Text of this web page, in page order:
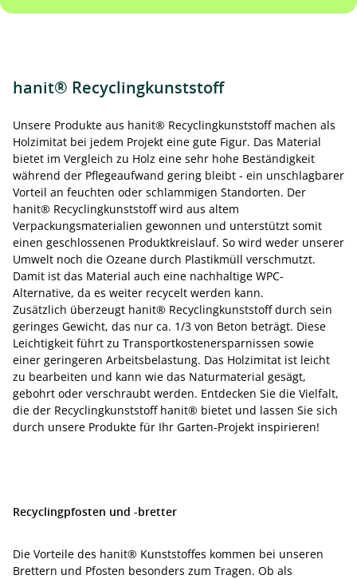
hanit® Recyclingkunststoff
Unsere Produkte aus hanit® Recyclingkunststoff machen als
Holzimitat bei jedem Projekt eine gute Figur. Das Material
bietet im Vergleich zu Holz eine sehr hohe Beständigkeit
während der Pflegeaufwand gering bleibt - ein unschlagbarer
Vorteil an feuchten oder schlammigen Standorten. Der
hanit® Recyclingkunststoff wird aus altem
Verpackungsmaterialien gewonnen und unterstützt somit
einen geschlossenen Produktkreislauf. So wird weder unserer
Umwelt noch die Ozeane durch Plastikmüll verschmutzt.
Damit ist das Material auch eine nachhaltige WPC-
Alternative, da es weiter recycelt werden kann.
Zusätzlich überzeugt hanit® Recyclingkunststoff durch sein
geringes Gewicht, das nur ca. 1/3 von Beton beträgt. Diese
Leichtigkeit führt zu Transportkostenersparnissen sowie
einer geringeren Arbeitsbelastung. Das Holzimitat ist leicht
zu bearbeiten und kann wie das Naturmaterial gesägt,
gebohrt oder verschraubt werden. Entdecken Sie die Vielfalt,
die der Recyclingkunststoff hanit® bietet und lassen Sie sich
durch unsere Produkte für Ihr Garten-Projekt inspirieren!
Recyclingpfosten und -bretter
Die Vorteile des hanit® Kunststoffes kommen bei unseren
Brettern und Pfosten besonders zum Tragen. Ob als